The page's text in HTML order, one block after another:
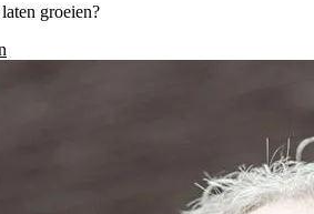
groeien?